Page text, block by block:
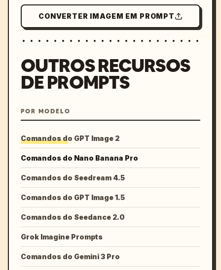
CONVERTER IMAGEM EM PROMPT
OUTROS RECURSOS
DE PROMPTS
POR MODELO
Comandos do GPT Image 2
Comandos do Nano Banana Pro
Comandos do Seedream 4.5
Comandos do GPT Image 1.5
Comandos do Seedance 2.0
Grok Imagine Prompts
Comandos do Gemini 3 Pro